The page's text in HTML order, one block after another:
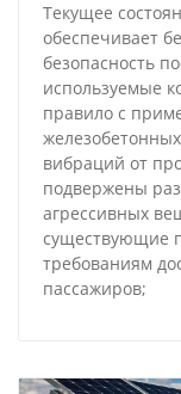
Текущее
обеспечивает
безопасность
используемые
правило с
вибраций от
подвержены
агрессивных
существующие
требованиям
пассажиров;